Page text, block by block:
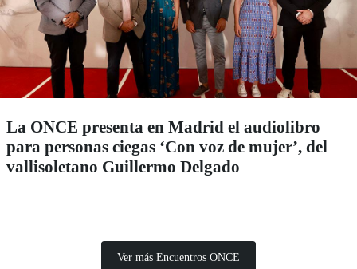
La ONCE presenta en Madrid el audiolibro
para personas ciegas ‘Con voz de mujer’, del
vallisoletano Guillermo Delgado
Ver más Encuentros ONCE